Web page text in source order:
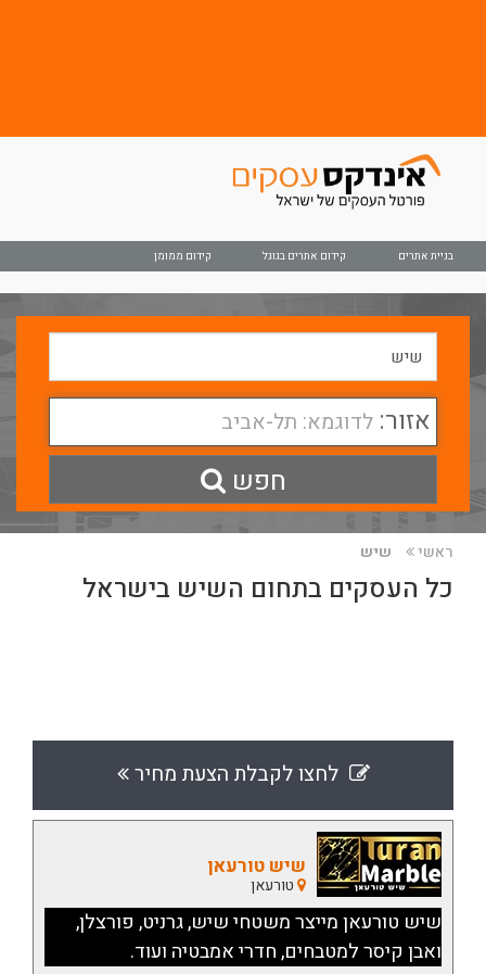
בניית אתרים קידום אתרים בגוגל קידום ממומן
אזור: לדוגמא: תל-אביב
חפש
ראשי שיש
כל העסקים בתחום השיש בישראל
לחצו לקבלת הצעת מחיר
שיש טורעאן
טורעאן
שיש טורעאן מייצר משטחי שיש, גרניט, פורצלן,
ואבן קיסר למטבחים, חדרי אמבטיה ועוד.